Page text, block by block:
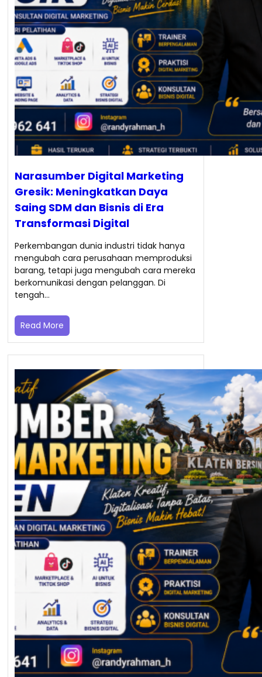
Narasumber Digital Marketing
Gresik: Meningkatkan Daya
Saing SDM dan Bisnis di Era
Transformasi Digital
Perkembangan dunia industri tidak hanya
mengubah cara perusahaan memproduksi
barang, tetapi juga mengubah cara mereka
berkomunikasi dengan pelanggan. Di
tengah…
Read More